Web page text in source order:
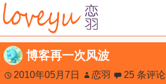
跳
过
内
容
博客再一次风波
2010年05月7日 恋羽 25 条评论